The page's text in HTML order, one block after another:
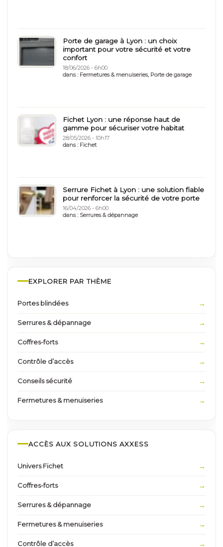
Porte de garage à Lyon : un choix
important pour votre sécurité et votre
confort
18/06/2026 - 6h00
dans : Fermetures & menuiseries, Porte de garage
Fichet Lyon : une réponse haut de
gamme pour sécuriser votre habitat
28/05/2026 - 10h17
dans : Fichet
Serrure Fichet à Lyon : une solution fiable
pour renforcer la sécurité de votre porte
16/04/2026 - 6h00
dans : Serrures & dépannage
EXPLORER PAR THÈME
Portes blindées
Serrures & dépannage
Coffres-forts
Contrôle d’accès
Conseils sécurité
Fermetures & menuiseries
ACCÈS AUX SOLUTIONS AXXESS
Univers Fichet
Coffres-forts
Serrures & dépannage
Fermetures & menuiseries
Contrôle d’accès